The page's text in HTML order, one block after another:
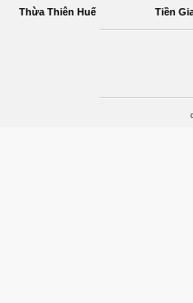
Thừa Thiên Huế Tiền